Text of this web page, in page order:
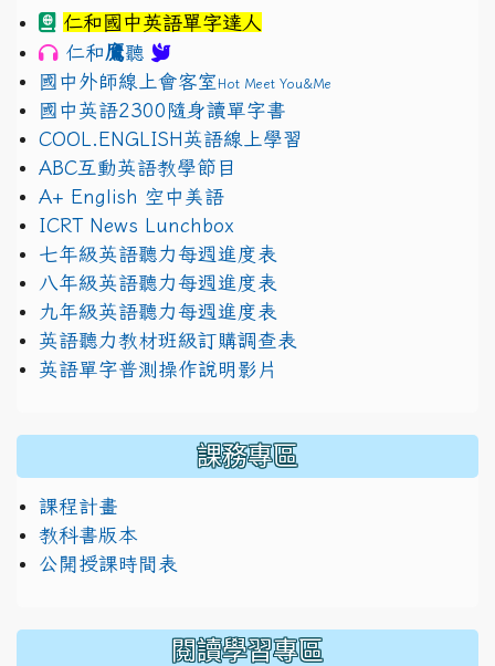
仁和國中英語單字達人
仁和鷹聽
國中外師線上會客室Hot Meet You&Me
國中英語2300隨身讀單字書
COOL.ENGLISH英語線上學習
ABC互動英語教學節目
A+ English 空中美語
ICRT News Lunchbox
七年級英語聽力每週進度表
八年級英語聽力每週進度表
九年級英語聽力每週進度表
英語聽力教材班級訂購調查表
英語單字普測操作說明影片
課務專區
課程計畫
教科書版本
公開授課時間表
閱讀學習專區